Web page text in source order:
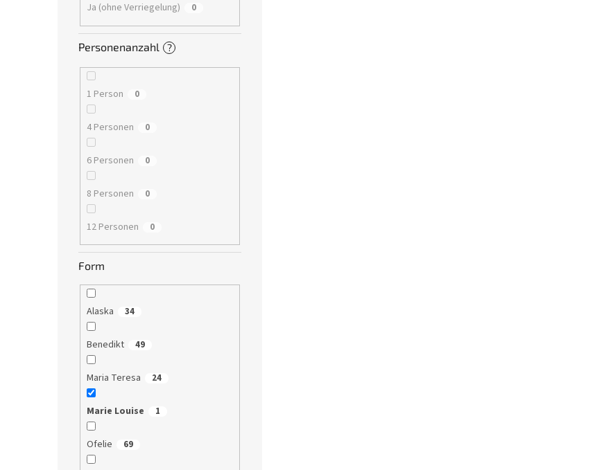
Ja (ohne Verriegelung) 0
Personenanzahl ?
1 Person 0
4 Personen 0
6 Personen 0
8 Personen 0
12 Personen 0
Form
Alaska 34
Benedikt 49
Maria Teresa 24
Marie Louise 1
Ofelie 69